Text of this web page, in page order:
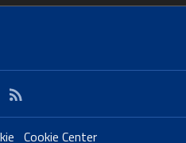
Cookie Center